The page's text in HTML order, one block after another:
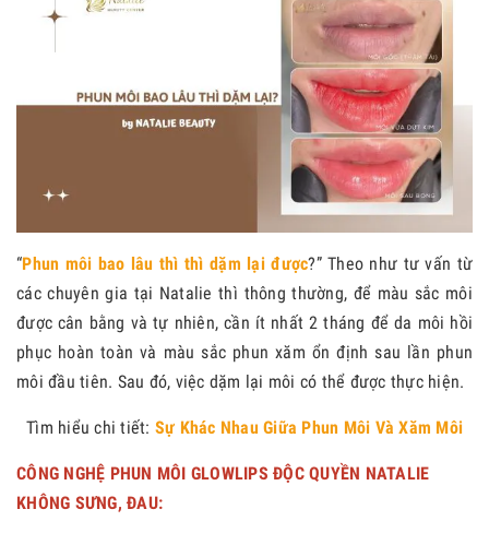
“Phun môi bao lâu thì thì dặm lại được?” Theo như tư vấn từ
các chuyên gia tại Natalie thì thông thường, để màu sắc môi
được cân bằng và tự nhiên, cần ít nhất 2 tháng để da môi hồi
phục hoàn toàn và màu sắc phun xăm ổn định sau lần phun
môi đầu tiên. Sau đó, việc dặm lại môi có thể được thực hiện.
Tìm hiểu chi tiết: Sự Khác Nhau Giữa Phun Môi Và Xăm Môi
CÔNG NGHỆ PHUN MÔI GLOWLIPS ĐỘC QUYỀN NATALIE
KHÔNG SƯNG, ĐAU: